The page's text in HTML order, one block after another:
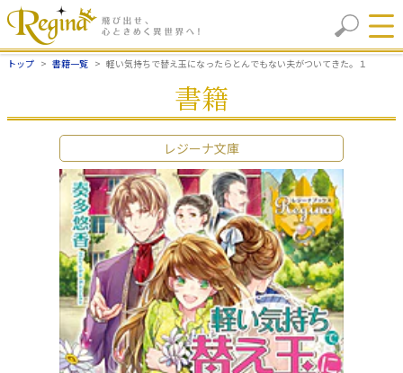
トップ 書籍一覧 軽い気持ちで替え玉になったらとんでもない夫がついてきた。１
書籍
レジーナ文庫